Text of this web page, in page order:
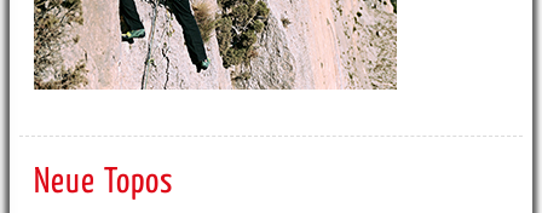
Neue Topos